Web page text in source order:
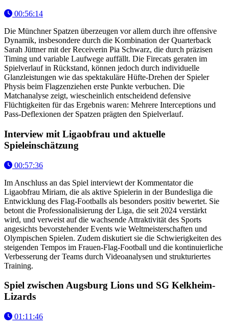
00:56:14
Die Münchner Spatzen überzeugen vor allem durch ihre offensive
Dynamik, insbesondere durch die Kombination der Quarterback
Sarah Jüttner mit der Receiverin Pia Schwarz, die durch präzisen
Timing und variable Laufwege auffällt. Die Firecats geraten im
Spielverlauf in Rückstand, können jedoch durch individuelle
Glanzleistungen wie das spektakuläre Hüfte-Drehen der Spieler
Physis beim Flagzenziehen erste Punkte verbuchen. Die
Matchanalyse zeigt, wiescheinlich entscheidend defensive
Flüchtigkeiten für das Ergebnis waren: Mehrere Interceptions und
Pass-Deflexionen der Spatzen prägten den Spielverlauf.
Interview mit Ligaobfrau und aktuelle
Spieleinschätzung
00:57:36
Im Anschluss an das Spiel interviewt der Kommentator die
Ligaobfrau Miriam, die als aktive Spielerin in der Bundesliga die
Entwicklung des Flag-Footballs als besonders positiv bewertet. Sie
betont die Professionalisierung der Liga, die seit 2024 verstärkt
wird, und verweist auf die wachsende Attraktivität des Sports
angesichts bevorstehender Events wie Weltmeisterschaften und
Olympischen Spielen. Zudem diskutiert sie die Schwierigkeiten des
steigenden Tempos im Frauen-Flag-Football und die kontinuierliche
Verbesserung der Teams durch Videoanalysen und strukturiertes
Training.
Spiel zwischen Augsburg Lions und SG Kelkheim-
Lizards
01:11:46